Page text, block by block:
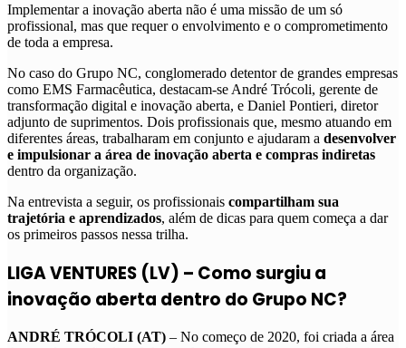
Implementar a inovação aberta não é uma missão de um só
profissional, mas que requer o envolvimento e o comprometimento
de toda a empresa.
No caso do Grupo NC, conglomerado detentor de grandes empresas
como EMS Farmacêutica, destacam-se André Trócoli, gerente de
transformação digital e inovação aberta, e Daniel Pontieri, diretor
adjunto de suprimentos. Dois profissionais que, mesmo atuando em
diferentes áreas, trabalharam em conjunto e ajudaram a desenvolver
e impulsionar a área de inovação aberta e compras indiretas
dentro da organização.
Na entrevista a seguir, os profissionais compartilham sua
trajetória e aprendizados, além de dicas para quem começa a dar
os primeiros passos nessa trilha.
LIGA VENTURES (LV) – Como surgiu a
inovação aberta dentro do Grupo NC?
ANDRÉ TRÓCOLI (AT) – No começo de 2020, foi criada a área